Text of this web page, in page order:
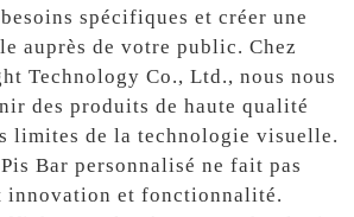
spécifiques et créer une
auprès de votre public. Chez
Technology Co., Ltd., nous nous
des produits de haute qualité
limites de la technologie visuelle.
Bar personnalisé ne fait pas
innovation et fonctionnalité.